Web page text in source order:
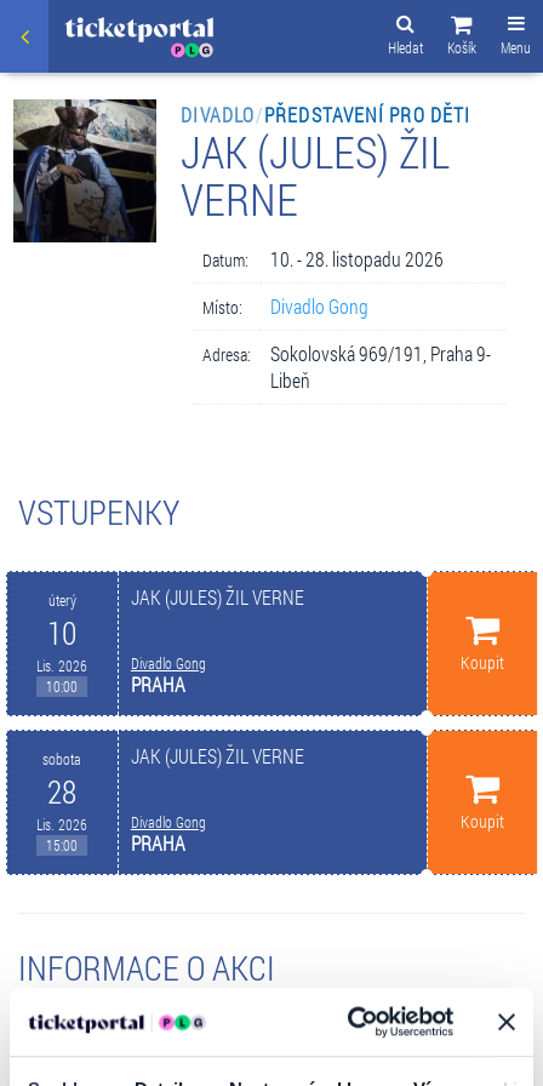
Menu
Košík
Hledat
DIVADLO/PŘEDSTAVENÍ PRO DĚTI
JAK (JULES) ŽIL
VERNE
Datum: 10. - 28. listopadu 2026
Místo: Divadlo Gong
Adresa:
Sokolovská 969/191, Praha 9-
Libeň
VSTUPENKY
úterý
10
Lis. 2026
10:00
JAK (JULES) ŽIL VERNE
Divadlo Gong
PRAHA
Koupit
sobota
28
Lis. 2026
15:00
JAK (JULES) ŽIL VERNE
Divadlo Gong
PRAHA
Koupit
INFORMACE O AKCI
JAK (JULES) ŽIL VERNE